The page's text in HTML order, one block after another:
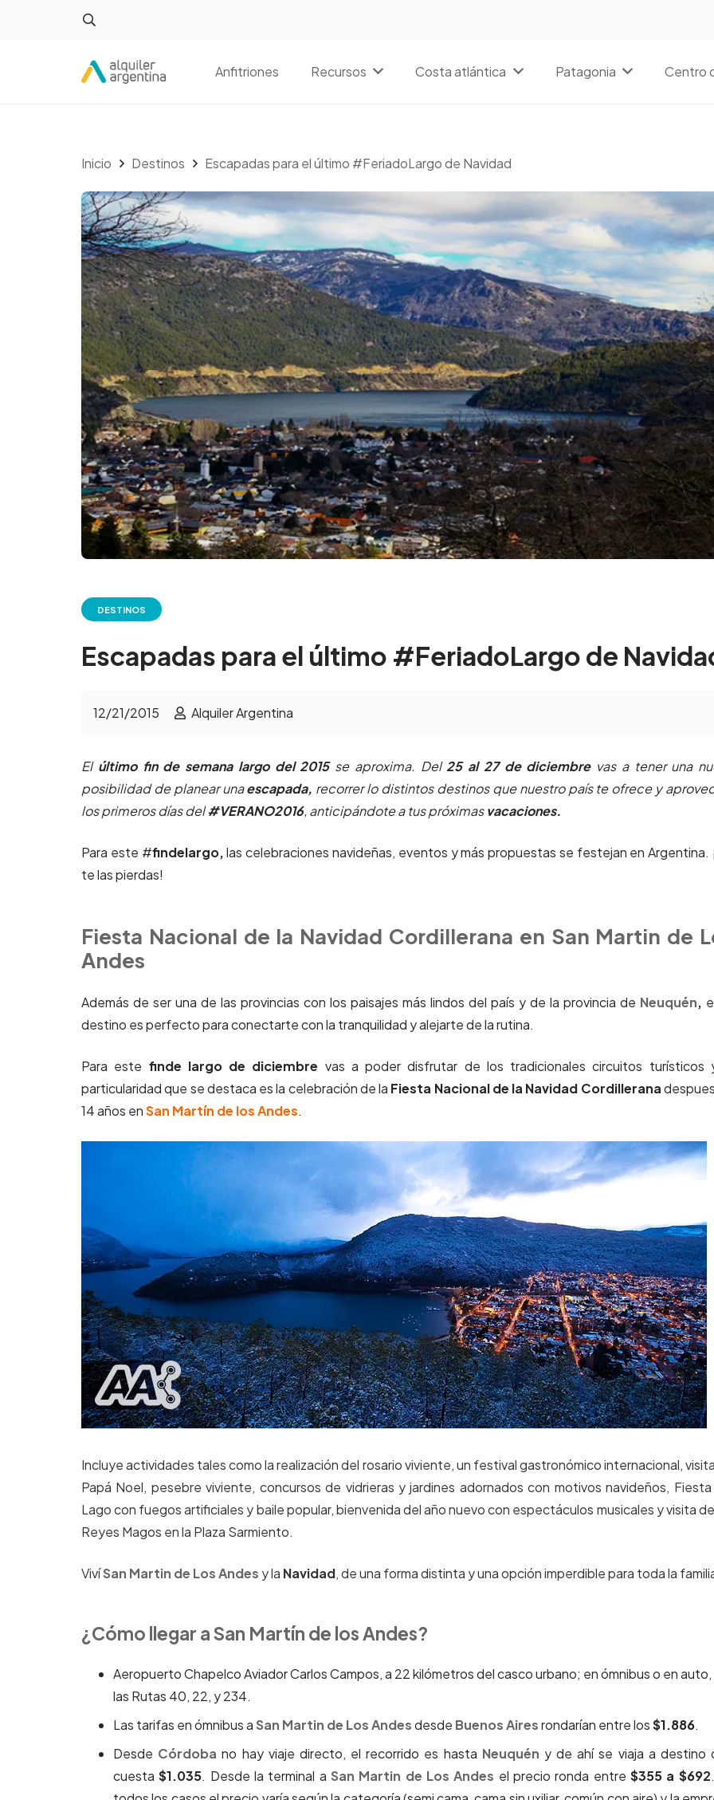
Anfitriones Recursos Costa atlántica Patagonia Centro
Inicio Destinos Escapadas para el último #FeriadoLargo de Navidad
DESTINOS
Escapadas para el último #FeriadoLargo de
12/21/2015 Alquiler Argentina
El último fin de semana largo del 2015se aproxima. Del 25 al 27 de diciembrevas a tener una
posibilidad de planear unaescapada, recorrer lo distintos destinos que nuestro país te ofrece y
los primeros días del#VERANO2016, anticipándote a tus próximasvacaciones.
Para este #findelargo,las celebraciones navideñas, eventos y más propuestas se festejan en Argentina.
te las pierdas!
Fiesta Nacional de la Navidad Cordillerana en San Martin de
Andes
Además de ser una de las provincias con los paisajes más lindos del país y de la provincia de Neuquén,
destino es perfecto para conectarte con la tranquilidad y alejarte de la rutina.
Para este finde largo de diciembre vas a poder disfrutar de los tradicionales circuitos turísticos
particularidad que se destaca es la celebración de la Fiesta Nacional de la Navidad Cordillerana
14 años enSan Martín de los Andes.
Incluye actividades tales como la realización del rosario viviente, un festival gastronómico internacional,
Papá Noel, pesebre viviente, concursos de vidrieras y jardines adornados con motivos navideños,
Lago con fuegos artificiales y baile popular, bienvenida del año nuevo con espectáculos musicales y visita
Reyes Magos en la Plaza Sarmiento.
VivíSan Martin de Los Andes y la Navidad, de una forma distinta y una opción imperdible para toda la
¿Cómo llegar a San Martín de los Andes?
Aeropuerto Chapelco Aviador Carlos Campos, a 22 kilómetros del casco urbano; en ómnibus o en
las Rutas 40, 22, y 234.
Las tarifas en ómnibus a San Martin de Los Andesdesde Buenos Airesrondarían entre los$1.886.
Desde Córdoba no hay viaje directo, el recorrido es hasta Neuquén y de ahí se viaja a destino
cuesta$1.035. Desde la terminal a San Martin de Los Andes el precio ronda entre$355 a $692